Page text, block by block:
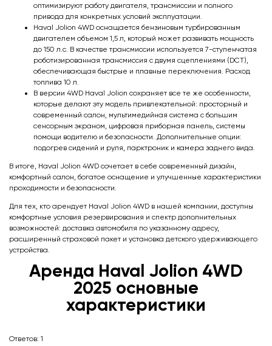
оптимизируют работу двигателя, трансмиссии и полного
привода для конкретных условий эксплуатации.
Haval Jolion 4WD оснащается бензиновым турбированным
двигателем объемом 1,5 л, который может развивать мощность
до 150 л.с. В качестве трансмиссии используется 7-ступенчатая
роботизированная трансмиссия с двумя сцеплениями (DCT),
обеспечивающая быстрые и плавные переключения. Расход
топлива 10 л.
В версии 4WD Haval Jolion сохраняет все те же особенности,
которые делают эту модель привлекательной: просторный и
современный салон, мультимедийная система с большим
сенсорным экраном, цифровая приборная панель, системы
помощи водителю и безопасности. Дополнительные опции:
подогрев сидений и руля, парктроник и камера заднего вида.
В итоге, Haval Jolion 4WD сочетает в себе современный дизайн,
комфортный салон, богатое оснащение и улучшенные характеристики
проходимости и безопасности.
Для тех, кто арендует Haval Jolion 4WD в нашей компании, доступны
комфортные условия резервирования и спектр дополнительных
возможностей: доставка автомобиля по указанному адресу,
расширенный страховой пакет и установка детского удерживающего
устройства.
Аренда Haval Jolion 4WDㅤㅤㅤㅤㅤㅤㅤㅤㅤㅤㅤㅤ
2025 основные
характеристики
Ответов: 1